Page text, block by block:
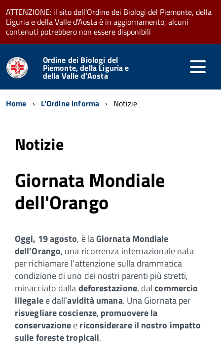
ATTENZIONE: il sito dell'Ordine dei Biologi del Piemonte, della
Liguria e della Valle d'Aosta è in aggiornamento, alcuni
contenuti potrebbero non essere disponibili
Ordine dei Biologi del
Piemonte, della Liguria e
della Valle d'Aosta
Home L'Ordine informa Notizie
Notizie
Giornata Mondiale
dell'Orango
Oggi, 19 agosto, è laGiornata Mondiale
dell’Orango, una ricorrenza internazionale nata
per richiamare l’attenzione sulla drammatica
condizione di uno dei nostri parenti più stretti,
minacciato dalladeforestazione, dalcommercio
illegalee dall’avidità umana. Una Giornata per
risvegliare coscienze, promuovere la
conservazioneericonsiderare il nostro impatto
sulle foreste tropicali.